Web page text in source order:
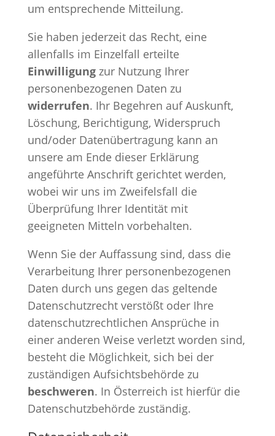
um entsprechende Mitteilung.
Sie haben jederzeit das Recht, eine
allenfalls im Einzelfall erteilte
Einwilligungzur Nutzung Ihrer
personenbezogenen Daten zu
widerrufen. Ihr Begehren auf Auskunft,
Löschung, Berichtigung, Widerspruch
und/oder Datenübertragung kann an
unsere am Ende dieser Erklärung
angeführte Anschrift gerichtet werden,
wobei wir uns im Zweifelsfall die
Überprüfung Ihrer Identität mit
geeigneten Mitteln vorbehalten.
Wenn Sie der Auffassung sind, dass die
Verarbeitung Ihrer personenbezogenen
Daten durch uns gegen das geltende
Datenschutzrecht verstößt oder Ihre
datenschutzrechtlichen Ansprüche in
einer anderen Weise verletzt worden sind,
besteht die Möglichkeit, sich bei der
zuständigen Aufsichtsbehörde zu
beschweren. In Österreich ist hierfür die
Datenschutzbehörde zuständig.